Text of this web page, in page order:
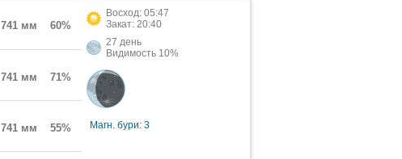
741 мм 60%
741 мм 71%
741 мм 55%
Восход: 05:47
Закат: 20:40
27 день
Видимость 10%
Магн. бури: 3